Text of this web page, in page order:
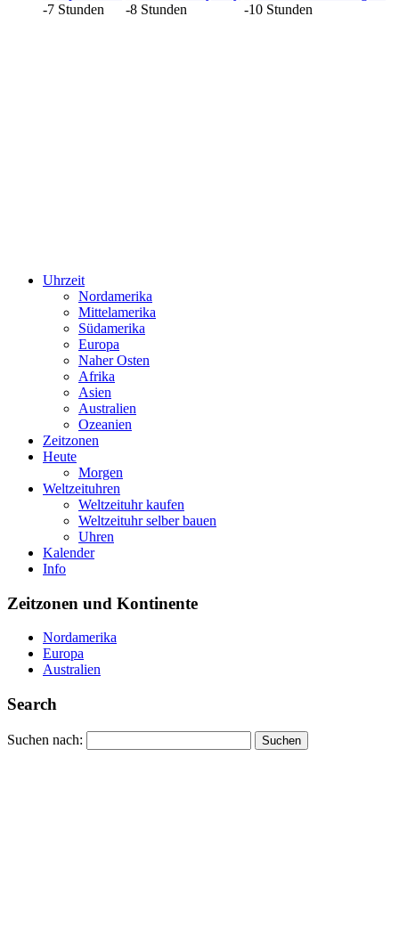
-7 Stunden
-8 Stunden
-10 Stunden
Uhrzeit
Nordamerika
Mittelamerika
Südamerika
Europa
Naher Osten
Afrika
Asien
Australien
Ozeanien
Zeitzonen
Heute
Morgen
Weltzeituhren
Weltzeituhr kaufen
Weltzeituhr selber bauen
Uhren
Kalender
Info
Zeitzonen und Kontinente
Nordamerika
Europa
Australien
Search
Suchen nach: